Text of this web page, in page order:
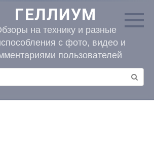
ГЕЛЛИУМ
на технику и разные
с фото, видео и
пользователей